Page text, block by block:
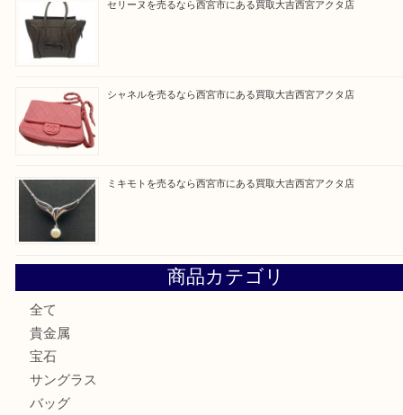
・飲食店、有名ショップがあるショッピングモール
ます。
Facebook
Twitter
« 前へ 2
買取ブログ検索